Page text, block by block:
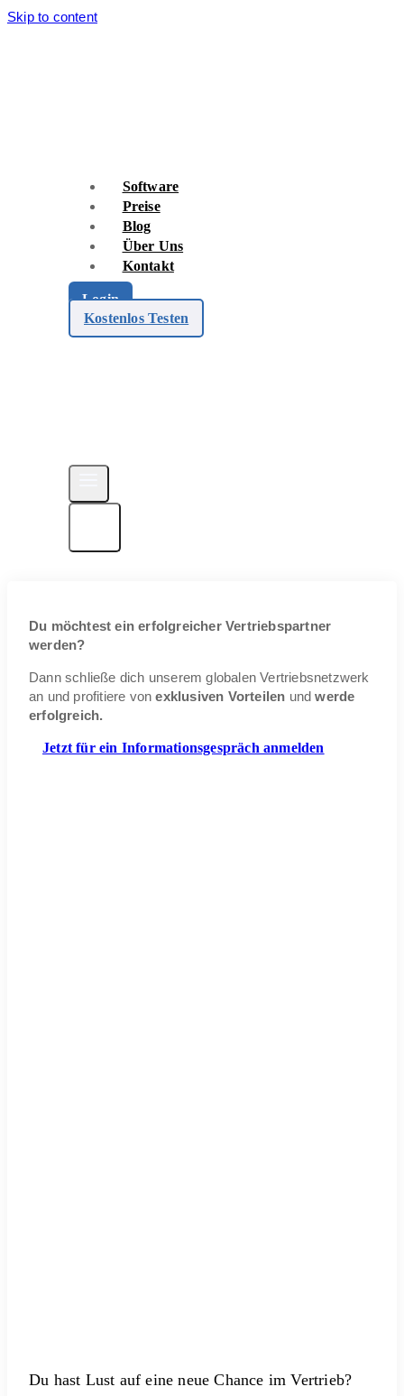
Skip to content
Software
Preise
Blog
Über Uns
Kontakt
Login
Kostenlos Testen
Du möchtest ein erfolgreicher Vertriebspartner
werden?
Dann schließe dich unserem globalen Vertriebsnetzwerk
an und profitiere vonexklusiven Vorteilen undwerde
erfolgreich.
Jetzt für ein Informationsgespräch anmelden
Du hast Lust auf eine neue Chance im Vertrieb?